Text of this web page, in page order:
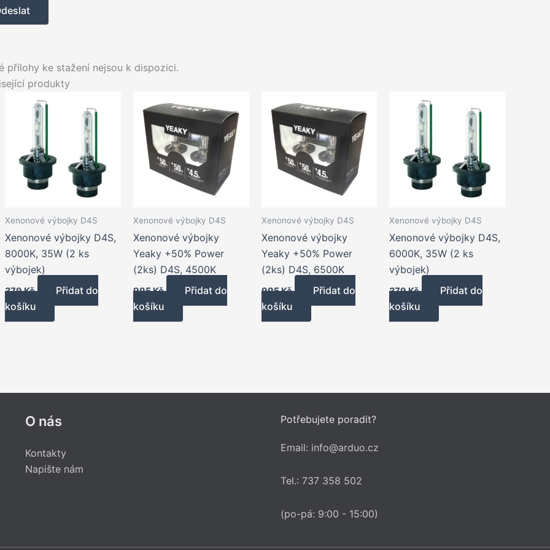
přílohy ke stažení nejsou k dispozici.
produkty
Xenonové výbojky D4S
Xenonové výbojky D4S,
8000K, 35W (2 ks
výbojek)
379Kč
Přidat do
košíku
Xenonové výbojky D4S
Xenonové výbojky
Yeaky +50% Power
(2ks) D4S, 4500K
995Kč
Přidat do
košíku
Xenonové výbojky D4S
Xenonové výbojky
Yeaky +50% Power
(2ks) D4S, 6500K
995Kč
Přidat do
košíku
Xenonové výbojky D4S
Xenonové výbojky D4S,
6000K, 35W (2 ks
výbojek)
379Kč
Přidat do
košíku
O nás
Kontakty
Napište nám
Potřebujete poradit?
Email: info@arduo.cz
Tel.: 737 358 502
(po-pá: 9:00 - 15:00)